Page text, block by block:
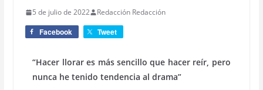
5 de julio de 2022 Redacción Redacción
Facebook Tweet
“Hacer llorar es más sencillo que hacer reír, pero
nunca he tenido tendencia al drama”